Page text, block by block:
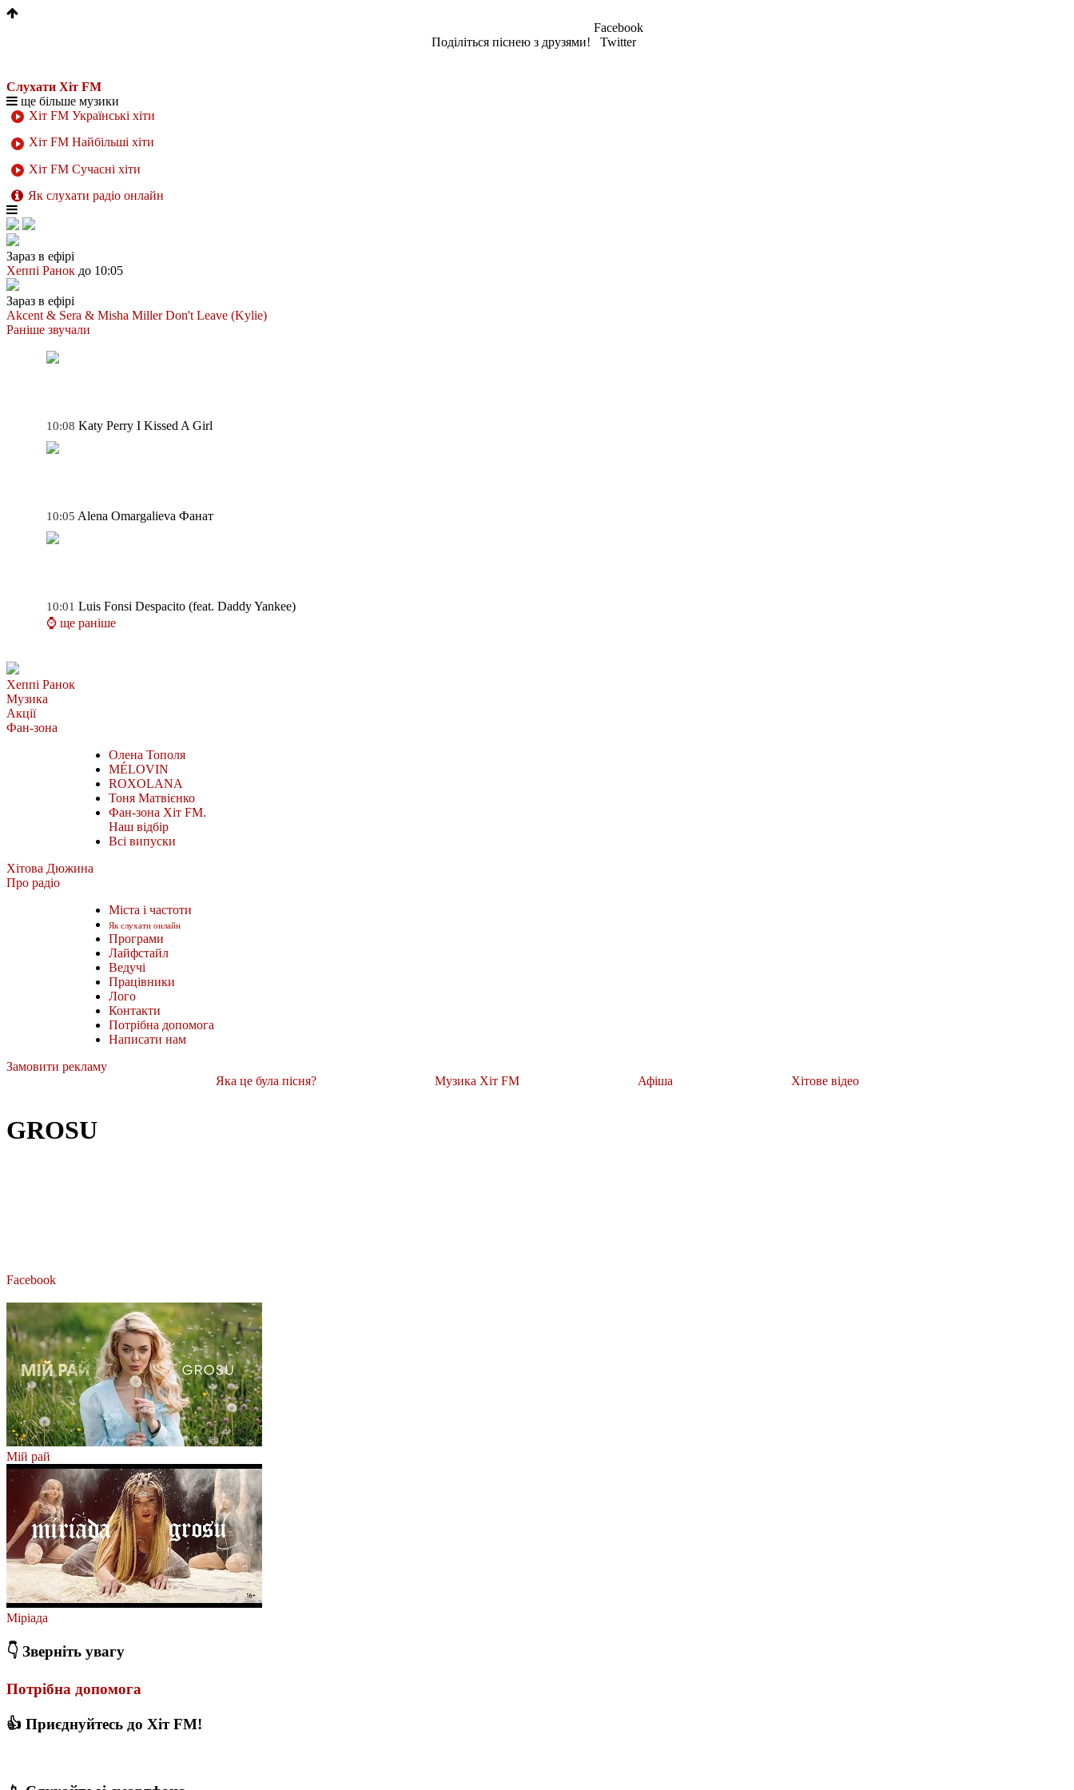
Поділіться піснею з друзями!
Facebook
Twitter
Слухати Хіт FM
ще більше музики
Хіт FM Українські хіти
Хіт FM Найбільші хіти
Хіт FM Сучасні хіти
Як слухати радіо онлайн
Зараз в ефірі
Хеппі Ранок до 10:05
Зараз в ефірі
Akcent & Sera & Misha Miller Don't Leave (Kylie)
Раніше звучали
10:08 Katy Perry I Kissed A Girl
10:05 Alena Omargalieva Фанат
10:01 Luis Fonsi Despacito (feat. Daddy Yankee)
⌚ ще раніше
Хеппі Ранок
Музика
Акції
Фан-зона
Олена Тополя
MÉLOVIN
ROXOLANA
Тоня Матвієнко
Фан-зона Хіт FM.
Наш відбір
Всі випуски
Хітова Дюжина
Про радіо
Міста і частоти
Як слухати онлайн
Програми
Лайфстайл
Ведучі
Працівники
Лого
Контакти
Потрібна допомога
Написати нам
Замовити рекламу
Яка це була пісня?
Музика Хіт FM Афіша Хітове відео
GROSU
Facebook
Мій рай
Міріада
👇 Зверніть увагу
Потрібна допомога
👍 Приєднуйтесь до Хіт FM!